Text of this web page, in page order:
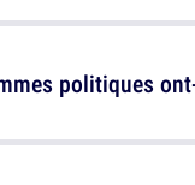
politiques